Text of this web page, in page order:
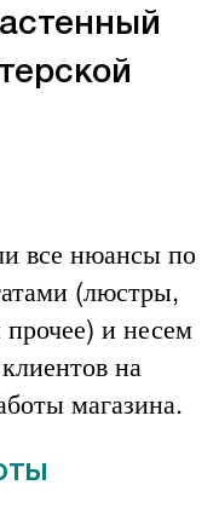
все нюансы по
(люстры,
и несем
на
магазина.